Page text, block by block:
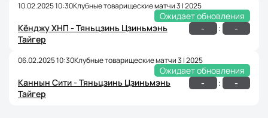
10.02.2025 10:30Клубные товарищеские матчи 3 | 2025
Ожидает обновления
Кёнджу ХНП - Тяньцзинь Цзиньмэнь
Тайгер
- : -
06.02.2025 10:30Клубные товарищеские матчи 3 | 2025
Ожидает обновления
Каннын Сити - Тяньцзинь Цзиньмэнь
Тайгер
- : -